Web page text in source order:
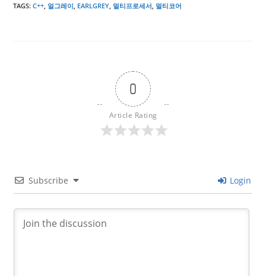
TAGS:C++, 얼그레이, EARLGREY, 멀티프로세서, 멀티코어
0
Article Rating
Subscribe Login